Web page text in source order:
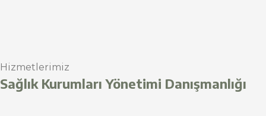
Hizmetlerimiz
Sağlık Kurumları Yönetimi Danışmanlığı